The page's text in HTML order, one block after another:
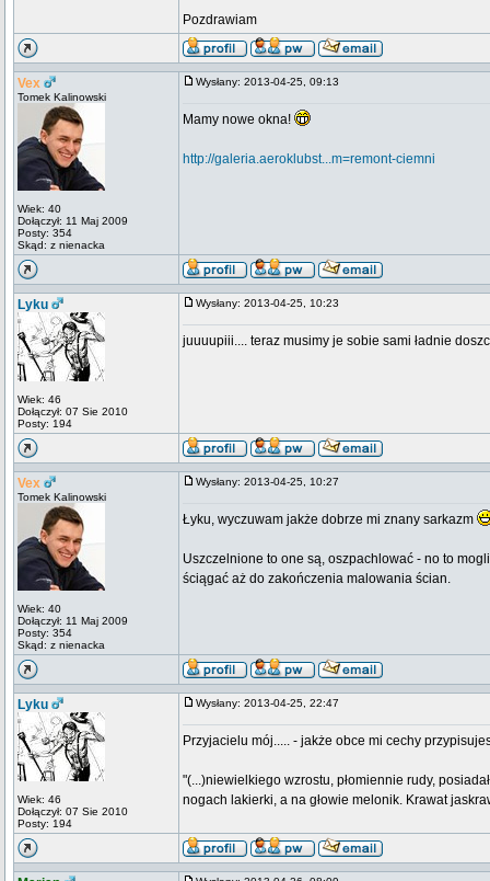
Pozdrawiam
Vex
Tomek Kalinowski
Wiek: 40
Dołączył: 11 Maj 2009
Posty: 354
Skąd: z nienacka
Wysłany: 2013-04-25, 09:13
Mamy nowe okna!
http://galeria.aeroklubst...m=remont-ciemni
Lyku
Wiek: 46
Dołączył: 07 Sie 2010
Posty: 194
Wysłany: 2013-04-25, 10:23
juuuupiii.... teraz musimy je sobie sami ładnie
Vex
Tomek Kalinowski
Wiek: 40
Dołączył: 11 Maj 2009
Posty: 354
Skąd: z nienacka
Wysłany: 2013-04-25, 10:27
Łyku, wyczuwam jakże dobrze mi znany sarkazm
Uszczelnione to one są, oszpachlować - no to
ściągać aż do zakończenia malowania ścian.
Lyku
Wiek: 46
Dołączył: 07 Sie 2010
Posty: 194
Wysłany: 2013-04-25, 22:47
Przyjacielu mój..... - jakże obce mi cechy
"(...)niewielkiego wzrostu, płomiennie rudy,
nogach lakierki, a na głowie melonik. Krawat